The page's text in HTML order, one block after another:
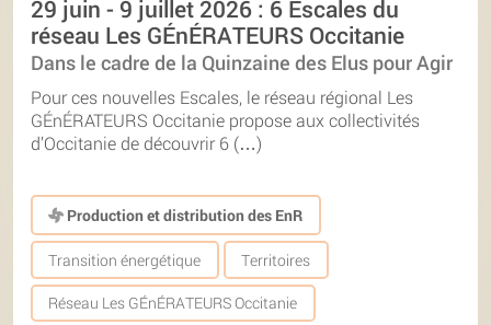
29 juin - 9 juillet 2026 : 6 Escales du
réseau Les GÉnÉRATEURS Occitanie
Dans le cadre de la Quinzaine des Elus pour Agir
Pour ces nouvelles Escales, le réseau régional Les
GÉnÉRATEURS Occitanie propose aux collectivités
d’Occitanie de découvrir 6 (…)
Production et distribution des EnR
Transition énergétique Territoires
Réseau Les GÉnÉRATEURS Occitanie